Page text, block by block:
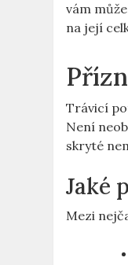
vám
na její
Trávicí
Není
skryté
Jaké
Mezi